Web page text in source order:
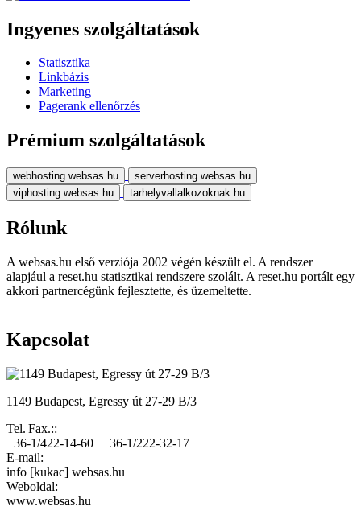
Ingyenes szolgáltatások
Statisztika
Linkbázis
Marketing
Pagerank ellenőrzés
Prémium szolgáltatások
webhosting.websas.hu
serverhosting.websas.hu
viphosting.websas.hu
tarhelyvallalkozoknak.hu
Rólunk
A websas.hu első verziója 2002 végén készült el. A rendszer
alapjául a reset.hu statisztikai rendszere szolált. A reset.hu portált egy
akkori partnercégünk fejlesztette, és üzemeltette.
Kapcsolat
1149 Budapest, Egressy út 27-29 B/3
Tel.|Fax.::
+36-1/422-14-60 | +36-1/222-32-17
E-mail:
info [kukac] websas.hu
Weboldal:
www.websas.hu